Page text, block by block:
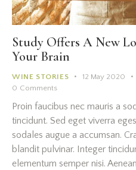
Study Offers A New
Your Brain
WINE STORIES 12 May 2020
0 Comments
Proin faucibus nec mauris a
tincidunt. Sed eget viverra
sodales augue a accumsan.
blandit pulvinar. Integer
elementum semper nisi.